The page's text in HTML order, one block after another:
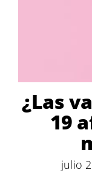
¿Las
19
julio